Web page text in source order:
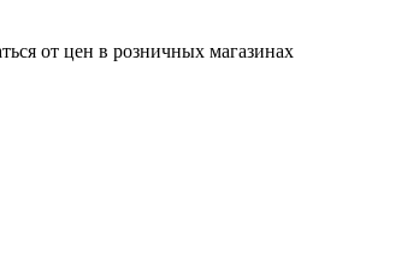
от цен в розничных магазинах